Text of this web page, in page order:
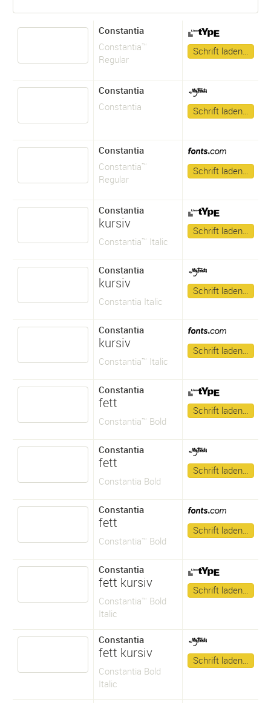
Constantia
Constantia™
Regular
Schrift laden…
Constantia
Constantia
Schrift laden…
Constantia
Constantia™
Regular
Schrift laden…
Constantia
kursiv
Constantia™ Italic
Schrift laden…
Constantia
kursiv
Constantia Italic
Schrift laden…
Constantia
kursiv
Constantia™ Italic
Schrift laden…
Constantia
fett
Constantia™ Bold
Schrift laden…
Constantia
fett
Constantia Bold
Schrift laden…
Constantia
fett
Constantia™ Bold
Schrift laden…
Constantia
fett kursiv
Constantia™ Bold
Italic
Schrift laden…
Constantia
fett kursiv
Constantia Bold
Italic
Schrift laden…